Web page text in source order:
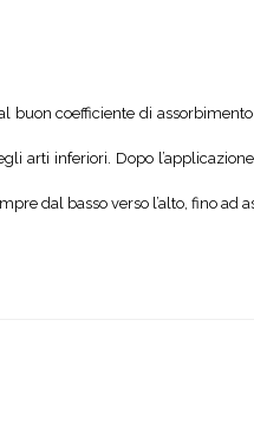
buon coefficiente di
arti inferiori. Dopo
dal basso verso l’alto, fino ad